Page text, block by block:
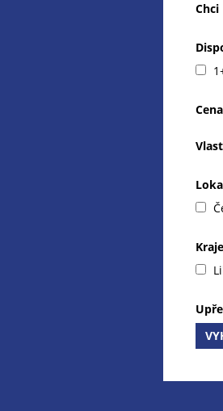
Chci
Cena
Kraje